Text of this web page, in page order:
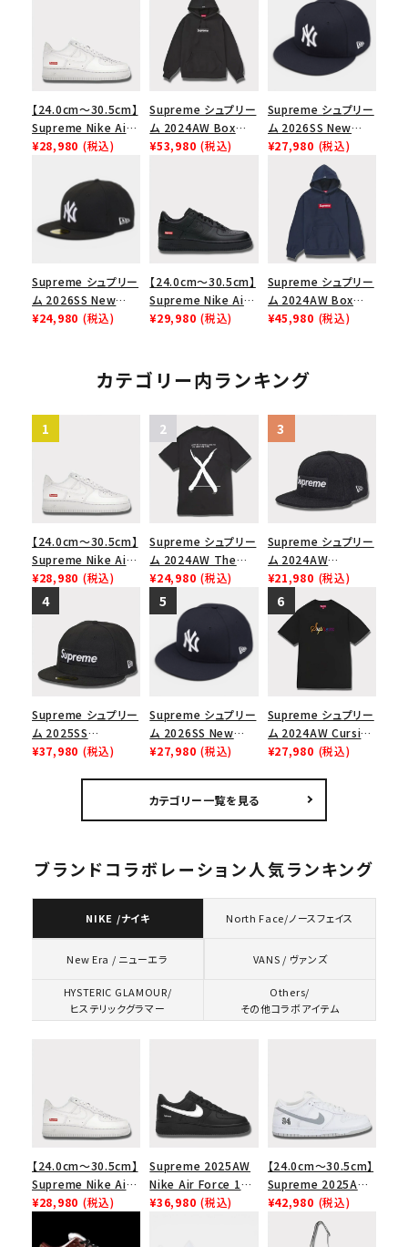
【24.0cm～30.5cm】
Supreme Nike Air
Force 1 Low シュプ
ース１スニーカー シ
ューズ ホワイト
¥28,980 (税込)
Supreme シュプリー
ム 2024AW Box
Logo Hooded
¥53,980 (税込)
Supreme シュプリー
ム 2026SS New
York Yankees New
クヤンキース ニュー
エラ キャップ ネイビ
¥27,980 (税込)
Supreme シュプリー
ム 2026SS New
York Yankees New
エラ キャップ ブラック
¥24,980 (税込)
【24.0cm～30.5cm】
Supreme Nike Air
Force 1 Low シュプ
ューズ ブラック
¥29,980 (税込)
Supreme シュプリー
ム 2024AW Box
Logo Hooded
ネイビー 紺
¥45,980 (税込)
カテゴリー内ランキング
【24.0cm～30.5cm】
Supreme Nike Air
Force 1 Low シュプ
リーム ナイキエアフォ
ース１スニーカー シ
ューズ ホワイト
¥28,980 (税込)
Supreme シュプリー
ム 2024AW The
North Face S/S
Top Tee ノースフェ
イスショートスリーブ
トップTシャツ ブラッ
ク 黒
¥24,980 (税込)
Supreme シュプリー
ム 2024AW
Brushed Wool Box
Logo New Era Cap
ブラッシュウールボッ
クスロゴニューエラキ
ャップ ブラック 黒
¥21,980 (税込)
Supreme シュプリー
ム 2025SS
Championship Box
キャップ ブラック 黒
¥37,980 (税込)
Supreme シュプリー
ム 2026SS New
York Yankees New
エラ キャップ ネイビ
ー
¥27,980 (税込)
Supreme シュプリー
ム 2024AW Cursive
S/S Top カーシブシ
¥27,980 (税込)
カテゴリー一覧を見る
ブランドコラボレーション人気ランキング
NIKE /ナイキ North Face/ノースフェイス
New Era / ニューエラ VANS / ヴァンズ
HYSTERIC GLAMOUR/
ヒステリックグラマー
Others/
その他コラボアイテム
【24.0cm～30.5cm】
Supreme Nike Air
Force 1 Low シュプ
ース１スニーカー シ
¥28,980 (税込)
Supreme 2025AW
Nike Air Force 1
Low シュプリーム ナ
¥36,980 (税込)
【24.0cm～30.5cm】
Supreme 2025AW
Nike SB Dunk Low
ナイキ SB ダンク ロ
ー スニーカー ホワイ
¥42,980 (税込)